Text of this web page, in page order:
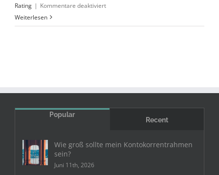
Rating | Kommentare deaktiviertfür
hat
Weiterlesen
Popular
Recent
Wie groß sollte mein Kontokorrentrahmen
sein?
Juni 11th, 2026